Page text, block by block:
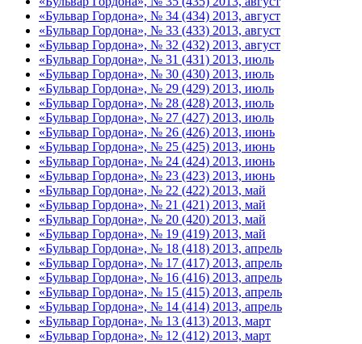
«Бульвар Гордона», № 34 (434) 2013, август
«Бульвар Гордона», № 33 (433) 2013, август
«Бульвар Гордона», № 32 (432) 2013, август
«Бульвар Гордона», № 31 (431) 2013, июль
«Бульвар Гордона», № 30 (430) 2013, июль
«Бульвар Гордона», № 29 (429) 2013, июль
«Бульвар Гордона», № 28 (428) 2013, июль
«Бульвар Гордона», № 27 (427) 2013, июль
«Бульвар Гордона», № 26 (426) 2013, июнь
«Бульвар Гордона», № 25 (425) 2013, июнь
«Бульвар Гордона», № 24 (424) 2013, июнь
«Бульвар Гордона», № 23 (423) 2013, июнь
«Бульвар Гордона», № 22 (422) 2013, май
«Бульвар Гордона», № 21 (421) 2013, май
«Бульвар Гордона», № 20 (420) 2013, май
«Бульвар Гордона», № 19 (419) 2013, май
«Бульвар Гордона», № 18 (418) 2013, апрель
«Бульвар Гордона», № 17 (417) 2013, апрель
«Бульвар Гордона», № 16 (416) 2013, апрель
«Бульвар Гордона», № 15 (415) 2013, апрель
«Бульвар Гордона», № 14 (414) 2013, апрель
«Бульвар Гордона», № 13 (413) 2013, март
«Бульвар Гордона», № 12 (412) 2013, март